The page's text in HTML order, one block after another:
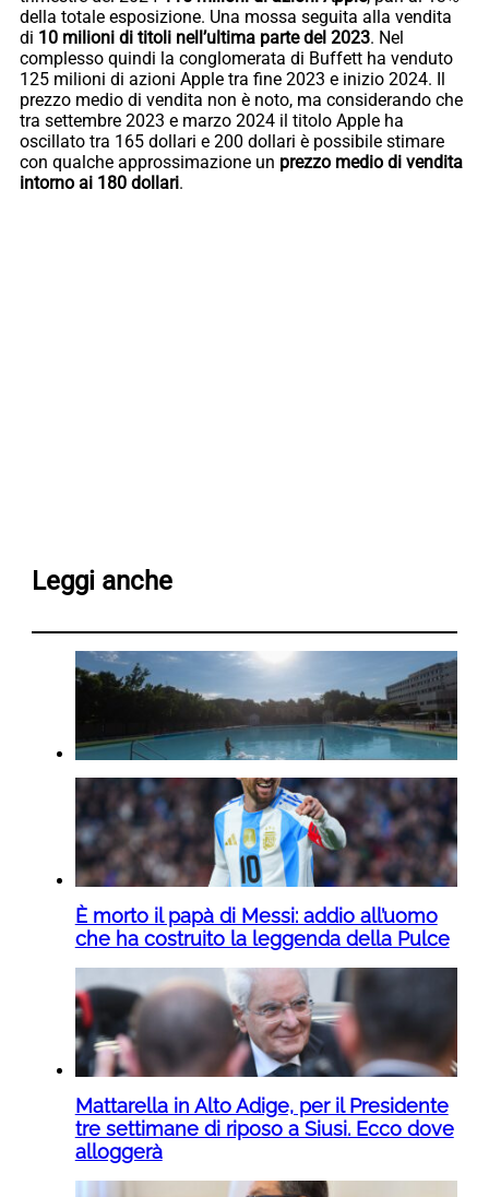
della totale esposizione. Una mossa seguita alla vendita
di 10 milioni di titoli nell’ultima parte del 2023. Nel
complesso quindi la conglomerata di Buffett ha venduto
125 milioni di azioni Apple tra fine 2023 e inizio 2024. Il
prezzo medio di vendita non è noto, ma considerando che
tra settembre 2023 e marzo 2024 il titolo Apple ha
oscillato tra 165 dollari e 200 dollari è possibile stimare
con qualche approssimazione un prezzo medio di vendita
intorno ai 180 dollari.
Leggi anche
È morto il papà di Messi: addio all’uomo
che ha costruito la leggenda della Pulce
Mattarella in Alto Adige, per il Presidente
tre settimane di riposo a Siusi. Ecco dove
alloggerà